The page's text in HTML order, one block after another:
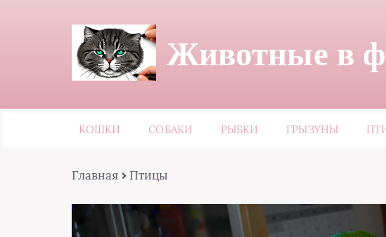
Животные в
КОШКИ СОБАКИ РЫБКИ ГРЫЗУНЫ
Главная Птицы